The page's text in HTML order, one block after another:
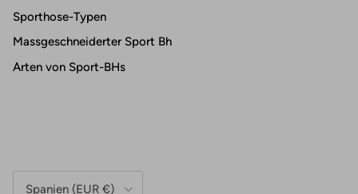
Sporthose-Typen
Massgeschneiderter Sport Bh
Arten von Sport-BHs
Spanien (EUR €)